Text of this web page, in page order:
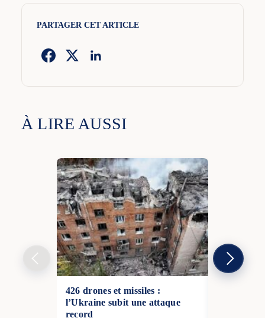
PARTAGER CET ARTICLE
À LIRE AUSSI
426 drones et missiles :
l’Ukraine subit une attaque
record